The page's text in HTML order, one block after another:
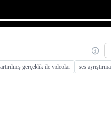
artırılmış gerçeklik ile videolar
ses ayrıştırma